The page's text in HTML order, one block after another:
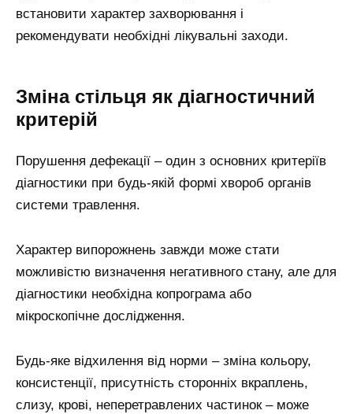
встановити характер захворювання і
рекомендувати необхідні лікувальні заходи.
Зміна стільця як діагностичний
критерій
Порушення дефекації – один з основних критеріїв
діагностики при будь-якій формі хвороб органів
системи травлення.
Характер випорожнень завжди може стати
можливістю визначення негативного стану, але для
діагностики необхідна копрограма або
мікроскопічне дослідження.
Будь-яке відхилення від норми – зміна кольору,
консистенції, присутність сторонніх вкраплень,
слизу, крові, неперетравлених частинок – може